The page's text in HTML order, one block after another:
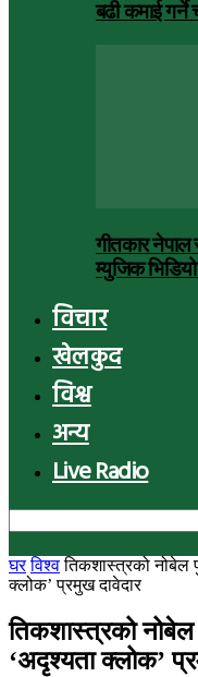
बढी कमाई गर्ने
गीतकार
म्युजिक
विचार
खेलकुद
विश्व
अन्य
Live Radio
घर विश्व तिकशास्त्रको नोबेल
क्लोक’ प्रमुख दावेदार
तिकशास्त्रको नोबेल
‘अदृश्यता क्लोक’